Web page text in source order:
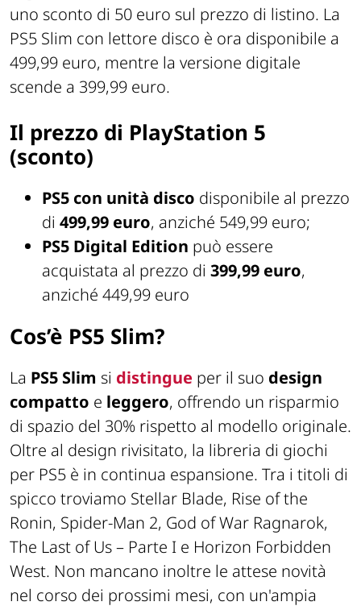
uno sconto di 50 euro sul prezzo di listino. La
PS5 Slim con lettore disco è ora disponibile a
499,99 euro, mentre la versione digitale
scende a 399,99 euro.
Il prezzo di PlayStation 5
(sconto)
PS5 con unità disco disponibile al prezzo
di 499,99 euro, anziché 549,99 euro;
PS5 Digital Edition può essere
acquistata al prezzo di 399,99 euro,
anziché 449,99 euro
Cos’è PS5 Slim?
La PS5 Slim si distingue per il suo design
compatto e leggero, offrendo un risparmio
di spazio del 30% rispetto al modello originale.
Oltre al design rivisitato, la libreria di giochi
per PS5 è in continua espansione. Tra i titoli di
spicco troviamo Stellar Blade, Rise of the
Ronin, Spider-Man 2, God of War Ragnarok,
The Last of Us – Parte I e Horizon Forbidden
West. Non mancano inoltre le attese novità
nel corso dei prossimi mesi, con un'ampia